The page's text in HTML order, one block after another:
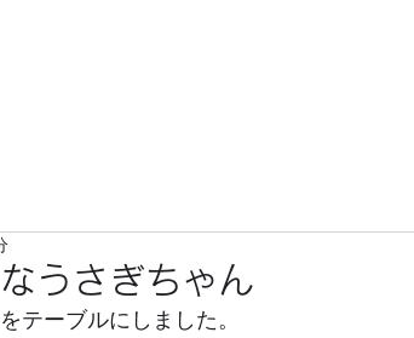
うさぎちゃん
テーブルにしました。